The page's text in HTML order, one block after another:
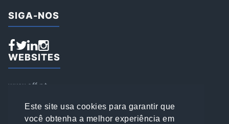
Este site usa cookies para garantir que
você obtenha a melhor experiência em
SIGA-NOS
WEBSITES
www.aff.pt
www.loja.affsports.pt
PESQUISAR